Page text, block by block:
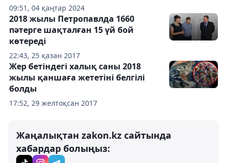
09:51, 04 қаңтар 2024
22:43, 25 қазан 2017
2018 жылы Петропавлда 1660
пәтерге шақталған 15 үй бой
көтередi
17:52, 29 желтоқсан 2017
Жер бетіндегі халық саны 2018
жылы қаншаға жететіні белгілі
болды
Жаңалықтан zakon.kz сайтында
хабардар болыңыз: